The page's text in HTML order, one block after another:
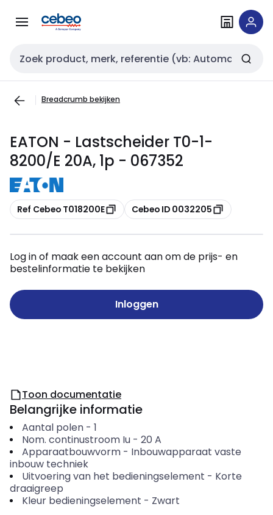
naar
naar
Zoekveld invoer
Breadcrumb bekijken
EATON - Lastscheider T0-1-
8200/E 20A, 1p - 067352
Kopiëren
Ref Cebeo T018200E Kopiëren
Cebeo ID 0032205
Log in of maak een account aan om de prijs- en
bestelinformatie te bekijken
Inloggen
Toon documentatie
Belangrijke informatie
Aantal polen- 1
Nom. continustroom Iu- 20 A
Apparaatbouwvorm- Inbouwapparaat vaste
inbouw techniek
Uitvoering van het bedieningselement - Korte
draaigreep
Kleur bedieningselement - Zwart